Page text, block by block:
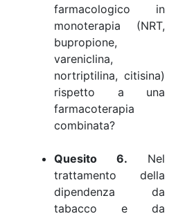
farmacologico in
monoterapia (NRT,
bupropione,
vareniclina,
nortriptilina, citisina)
rispetto a una
farmacoterapia
combinata?
Quesito 6. Nel
trattamento della
dipendenza da
tabacco e da